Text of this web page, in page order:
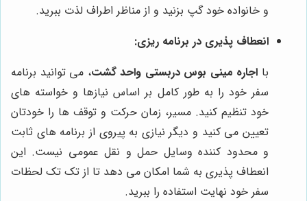
و خانواده خود گپ بزنید و از مناظر اطراف لذت ببرید.
انعطاف پذیری در برنامه ریزی:
با اجاره مینی بوس دربستی واحد گشت، می توانید برنامه
سفر خود را به طور کامل بر اساس نیازها و خواسته های
خود تنظیم کنید. مسیر، زمان حرکت و توقف ها را خودتان
تعیین می کنید و دیگر نیازی به پیروی از برنامه های ثابت
و محدود کننده وسایل حمل و نقل عمومی نیست. این
انعطاف پذیری به شما امکان می دهد تا از تک تک لحظات
سفر خود نهایت استفاده را ببرید.